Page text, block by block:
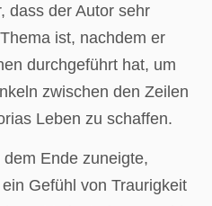
dass der Autor sehr
ist, nachdem er
durchgeführt hat, um
zwischen den Zeilen
Leben zu schaffen.
Ende zuneigte,
Gefühl von Traurigkeit